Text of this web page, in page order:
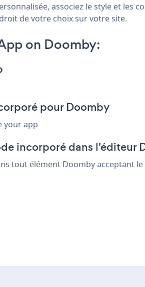
associez le style et les
de votre choix sur votre site.
on Doomby:
pour Doomby
your app
incorporé dans l'éditeur
tout élément Doomby acceptant